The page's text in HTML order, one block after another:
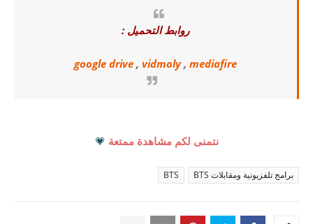
روابط التحميل :
google drive , vidmoly, mediafire
نتمنى لكم مشاهدة ممتعة 💗
برامج تلفزيونية ومقابلات BTS BTS